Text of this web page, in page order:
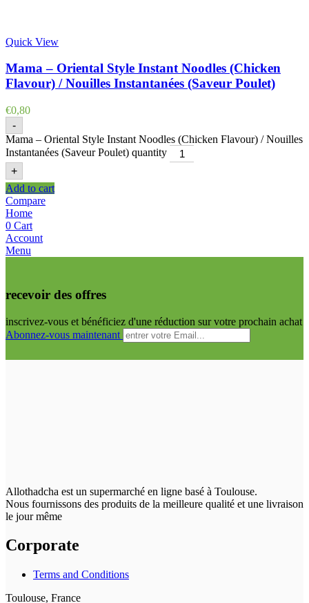
Quick View
Mama – Oriental Style Instant Noodles (Chicken
Flavour) / Nouilles Instantanées (Saveur Poulet)
€0,80
-
Mama – Oriental Style Instant Noodles (Chicken Flavour) / Nouilles
Instantanées (Saveur Poulet) quantity
+
Add to cart
Compare
Home
0 Cart
Account
Menu
recevoir des offres
inscrivez-vous et bénéficiez d'une réduction sur votre prochain achat
Abonnez-vous maintenant
Allothadcha est un supermarché en ligne basé à Toulouse.
Nous fournissons des produits de la meilleure qualité et une livraison
le jour même
Corporate
Terms and Conditions
Toulouse, France